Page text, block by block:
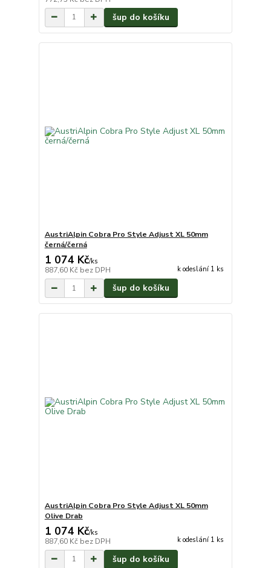
šup do košíku
AustriAlpin Cobra Pro Style Adjust XL 50mm
černá/černá
1 074 Kč/ks
887,60 Kč bez DPH k odeslání 1 ks
šup do košíku
AustriAlpin Cobra Pro Style Adjust XL 50mm
Olive Drab
1 074 Kč/ks
887,60 Kč bez DPH k odeslání 1 ks
šup do košíku